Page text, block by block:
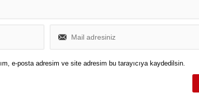
e-posta adresim ve site adresim bu tarayıcıya kaydedilsin.